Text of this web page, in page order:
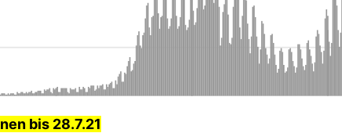
bis 28.7.21